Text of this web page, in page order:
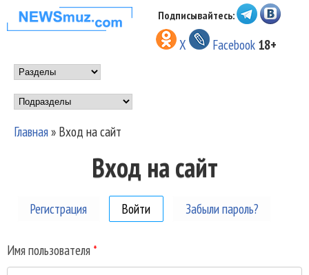
Перейти к основному
содержанию
НОВОСТИ
МУЗЫКИ И
ШОУ БИЗНЕСА
NEWSMUZ.COM
Подписывайтесь:
X Facebook 18+
Main menu
Подразделы
Вы здесь
Главная» Вход на сайт
Вход на сайт
Регистрация Войти (активная вкладка)
Забыли пароль?
Имя пользователя *